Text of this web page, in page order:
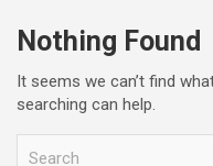
Nothing Found
It seems we can’t find
searching can help.